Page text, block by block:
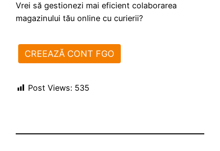
Vrei să gestionezi mai eficient colaborarea
magazinului tău online cu curierii?
CREEAZĂ CONT FGO
Post Views: 535